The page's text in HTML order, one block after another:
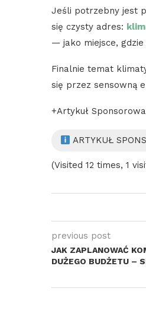
Jeśli potrzebny jest
się czysty adres:
— jako miejsce,
Finalnie temat
się przez sensowną
+Artykuł
ARTYKUŁ
(Visited 12 times, 1
previous post
JAK ZAPLANOWAĆ
DUŻEGO BUDŻETU –